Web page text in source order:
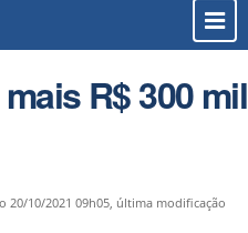
ou
R$ 300 mil
20/10/2021 09h05, última modificação